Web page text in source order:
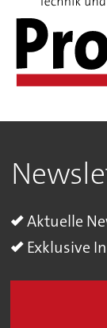
Aktuelle
Exklusive